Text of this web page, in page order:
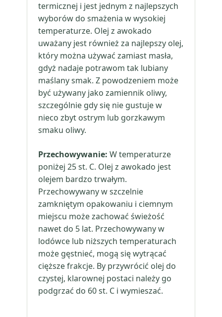
termicznej i jest jednym z najlepszych
wyborów do smażenia w wysokiej
temperaturze. Olej z awokado
uważany jest również za najlepszy olej,
który można używać zamiast masła,
gdyż nadaje potrawom tak lubiany
maślany smak. Z powodzeniem może
być używany jako zamiennik oliwy,
szczególnie gdy się nie gustuje w
nieco zbyt ostrym lub gorzkawym
smaku oliwy.
Przechowywanie: W temperaturze
poniżej 25 st. C. Olej z awokado jest
olejem bardzo trwałym.
Przechowywany w szczelnie
zamkniętym opakowaniu i ciemnym
miejscu może zachować świeżość
nawet do 5 lat. Przechowywany w
lodówce lub niższych temperaturach
może gęstnieć, mogą się wytrącać
cięższe frakcje. By przywrócić olej do
czystej, klarownej postaci należy go
podgrzać do 60 st. C i wymieszać.